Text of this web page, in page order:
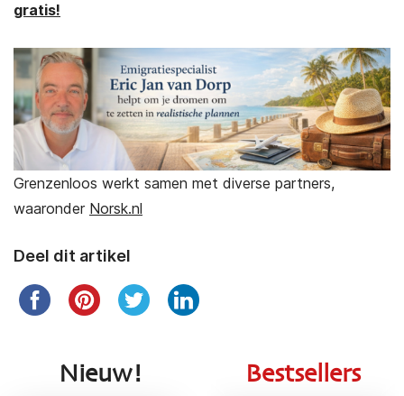
gratis!
Grenzenloos werkt samen met diverse partners,
waaronder Norsk.nl
Deel dit artikel
Nieuw! Bestsellers